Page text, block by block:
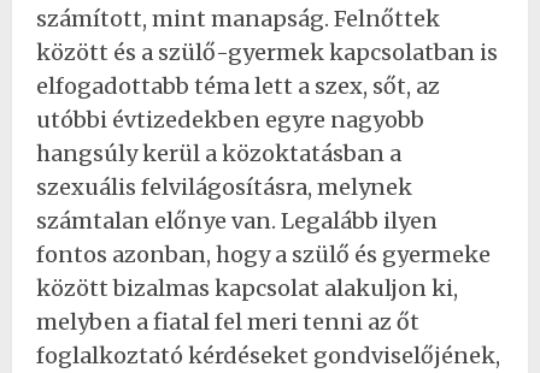
számított, mint manapság. Felnőttek
között és a szülő-gyermek kapcsolatban is
elfogadottabb téma lett a szex, sőt, az
utóbbi évtizedekben egyre nagyobb
hangsúly kerül a közoktatásban a
szexuális felvilágosításra, melynek
számtalan előnye van. Legalább ilyen
fontos azonban, hogy a szülő és gyermeke
között bizalmas kapcsolat alakuljon ki,
melyben a fiatal fel meri tenni az őt
foglalkoztató kérdéseket gondviselőjének,